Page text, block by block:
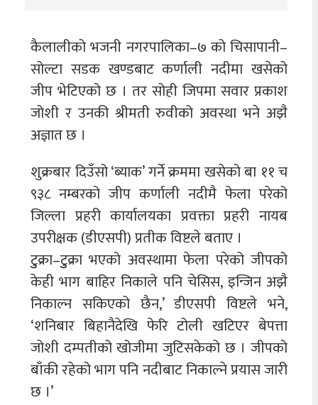
कैलालीको भजनी नगरपालिका–७ को चिसापानी–
सोल्टा सडक खण्डबाट कर्णाली नदीमा खसेको
जीप भेटिएको छ । तर सोही जिपमा सवार प्रकाश
जोशी र उनकी श्रीमती रुवीको अवस्था भने अझै
अज्ञात छ ।
शुक्रबार दिउँसो ‘ब्याक’ गर्ने क्रममा खसेको बा ११ च
९३८ नम्बरको जीप कर्णाली नदीमै फेला परेको
जिल्ला प्रहरी कार्यालयका प्रवक्ता प्रहरी नायब
उपरीक्षक (डीएसपी) प्रतीक विष्टले बताए ।
टुुक्रा–टुुक्रा भएको अवस्थामा फेला परेको जीपको
केही भाग बाहिर निकाले पनि चेसिस, इन्जिन अझै
निकाल्न सकिएको छैन,’ डीएसपी विष्टले भने,
‘शनिबार बिहानैदेखि फेरि टोली खटिएर बेपत्ता
जोशी दम्पतीको खोजीमा जुटिसकेको छ । जीपको
बाँकी रहेको भाग पनि नदीबाट निकाल्ने प्रयास जारी
छ ।’